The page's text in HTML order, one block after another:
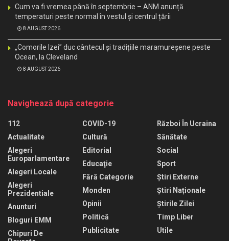
Cum va fi vremea până în septembrie – ANM anunță
temperaturi peste normal în vestul și centrul țării
8 AUGUST 2026
„Comorile Izei” duc cântecul și tradițiile maramureșene peste
Ocean, la Cleveland
8 AUGUST 2026
Navighează după categorie
112
Actualitate
Alegeri
Europarlamentare
Alegeri Locale
Alegeri
Prezidentiale
Anunturi
Bloguri EMM
Chipuri De
COVID-19
Cultură
Editorial
Educaţie
Fără Categorie
Monden
Opinii
Politică
Publicitate
Război În Ucraina
Sănătate
Social
Sport
Știri Externe
Știri Naționale
Știrile Zilei
Timp Liber
Utile